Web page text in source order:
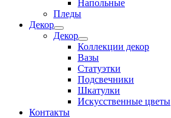
Напольные
Пледы
Декор
Декор
Коллекции декор
Вазы
Статуэтки
Подсвечники
Шкатулки
Искусственные цветы
Контакты